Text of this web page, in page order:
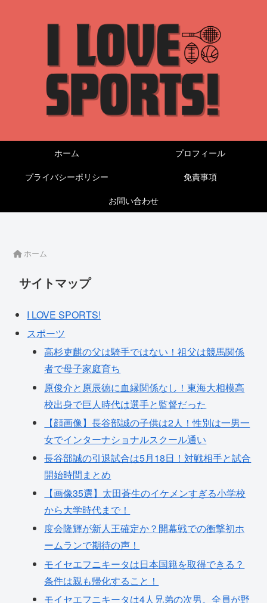
ホーム
プロフィール
プライバシーポリシー
免責事項
お問い合わせ
ホーム
サイトマップ
I LOVE SPORTS!
スポーツ
高杉吏麒の父は騎手ではない！祖父は競馬関係
者で母子家庭育ち
原俊介と原辰徳に血縁関係なし！東海大相模高
校出身で巨人時代は選手と監督だった
【顔画像】長谷部誠の子供は2人！性別は一男一
女でインターナショナルスクール通い
長谷部誠の引退試合は5月18日！対戦相手と試合
開始時間まとめ
【画像35選】太田蒼生のイケメンすぎる小学校
から大学時代まで！
度会隆輝が新人王確定か？開幕戦での衝撃初ホ
ームランで期待の声！
モイセエフニキータは日本国籍を取得できる？
条件は親も帰化すること！
モイセエフニキータは4人兄弟の次男。全員が野